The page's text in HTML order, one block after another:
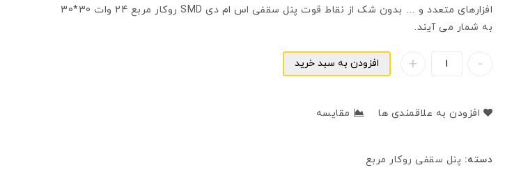
افزارهای متعدد و … بدون شک از نقاط قوت پنل سقفی اس ام دی SMD روکار مربع 24 وات 30*30
به شمار می آیند.
افزودن به سبد خرید
افزودن به علاقمندی ها مقایسه
دسته: پنل سقفی روکار مربع